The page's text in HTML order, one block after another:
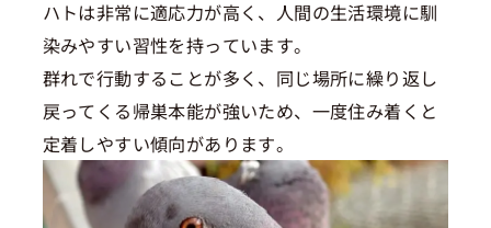
ハトは非常に適応力が高く、人間の生活環境に馴
染みやすい習性を持っています。
群れで行動することが多く、同じ場所に繰り返し
戻ってくる帰巣本能が強いため、一度住み着くと
定着しやすい傾向があります。